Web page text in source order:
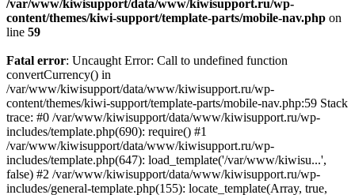
/var/www/kiwisupport/data/www/kiwisupport.ru/wp-
content/themes/kiwi-support/template-parts/mobile-nav.php on
line 59
Fatal error: Uncaught Error: Call to undefined function
convertCurrency() in
/var/www/kiwisupport/data/www/kiwisupport.ru/wp-
content/themes/kiwi-support/template-parts/mobile-nav.php:59 Stack
trace: #0 /var/www/kiwisupport/data/www/kiwisupport.ru/wp-
includes/template.php(690): require() #1
/var/www/kiwisupport/data/www/kiwisupport.ru/wp-
includes/template.php(647): load_template('/var/www/kiwisu...',
false) #2 /var/www/kiwisupport/data/www/kiwisupport.ru/wp-
includes/general-template.php(155): locate_template(Array, true,